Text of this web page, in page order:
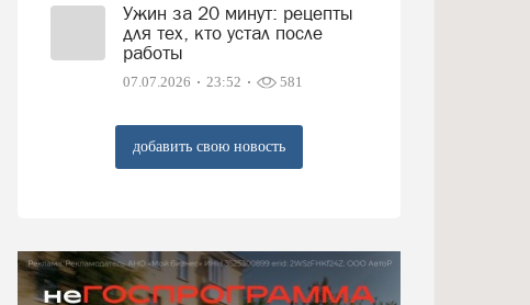
Ужин за 20 минут: рецепты
для тех, кто устал после
работы
07.07.2026 23:52 581
добавить свою новость